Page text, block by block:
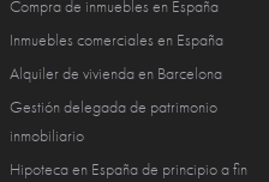
Compra de inmuebles en España
Inmuebles comerciales en España
Alquiler de vivienda en Barcelona
Gestión delegada de patrimonio
inmobiliario
Hipoteca en España de principio a fin